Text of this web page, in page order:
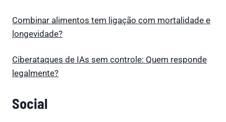
Combinar alimentos tem ligação com mortalidade e
longevidade?
Ciberataques de IAs sem controle: Quem responde
legalmente?
Social